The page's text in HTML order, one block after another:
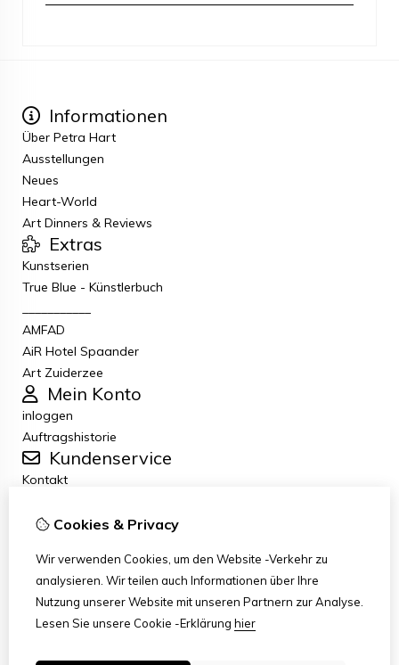
Informationen
Über Petra Hart
Ausstellungen
Neues
Heart-World
Art Dinners & Reviews
Extras
Kunstserien
True Blue - Künstlerbuch
AMFAD
AiR Hotel Spaander
Art Zuiderzee
Mein Konto
inloggen
Auftragshistorie
Kundenservice
Kontakt
Allgemeine Geschäftsbedingungen
Disclaimer
Haftungsausschluss per E-Mail
Copyright
Stichting Art Zuiderzee Route
Cookies & Privacy
Wir verwenden Cookies, um den Website -Verkehr zu
analysieren. Wir teilen auch Informationen über Ihre
Nutzung unserer Website mit unseren Partnern zur Analyse.
Lesen Sie unsere Cookie -Erklärung hier